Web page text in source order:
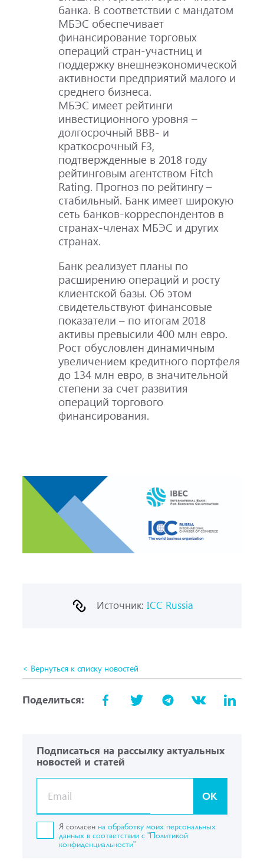
банка. В соответствии с мандатом
МБЭС обеспечивает
финансирование торговых
операций стран-участниц и
поддержку внешнеэкономической
активности предприятий малого и
среднего бизнеса.
МБЭС имеет рейтинги
инвестиционного уровня –
долгосрочный BBB- и
краткосрочный F3,
подтвержденные в 2018 году
рейтинговым агентством Fitch
Rating. Прогноз по рейтингу –
стабильный. Банк имеет широкую
сеть банков-корреспондентов в
странах-членах МБЭС и других
странах.
Банк реализует планы по
расширению операций и росту
клиентской базы. Об этом
свидетельствуют финансовые
показатели – по итогам 2018
активы превысили 400 млн евро.
Рост обусловлен динамичным
увеличением кредитного портфеля
до 134 млн евро, в значительной
степени за счет развития
операций торгового
финансирования.
Источник: ICC Russia
< Вернуться к списку новостей
Поделиться:
Подписаться на рассылку актуальных
новостей и статей
OK
Я согласен на обработку моих персональных
данных в соответствии с "Политикой
конфиденциальности"